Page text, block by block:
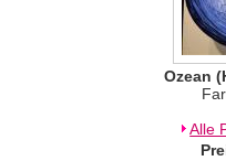
Ozean
Alle